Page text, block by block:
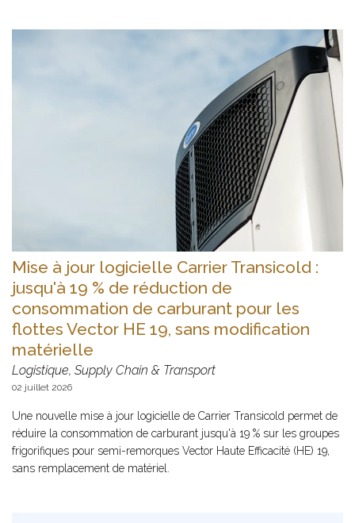
Mise à jour logicielle Carrier Transicold :
jusqu'à 19 % de réduction de
consommation de carburant pour les
flottes Vector HE 19, sans modification
matérielle
Logistique, Supply Chain & Transport
02 juillet 2026
Une nouvelle mise à jour logicielle de Carrier Transicold permet de
réduire la consommation de carburant jusqu'à 19 % sur les groupes
frigorifiques pour semi-remorques Vector Haute Efficacité (HE) 19,
sans remplacement de matériel.